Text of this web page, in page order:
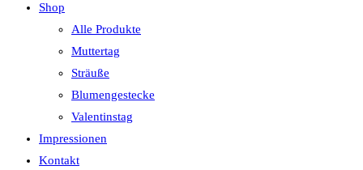
Shop
Alle Produkte
Muttertag
Sträuße
Blumengestecke
Valentinstag
Impressionen
Kontakt